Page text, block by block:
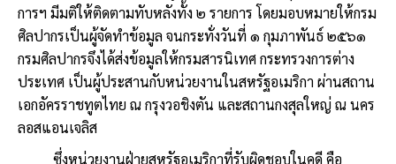
การฯ มีมติให้ติดตามทับหลังทั้ง ๒ รายการ โดยมอบหมายให้กรม
ศิลปากรเป็นผู้จัดทำข้อมูล จนกระทั่งวันที่ ๑ กุมภาพันธ์ ๒๕๖๑
กรมศิลปากรจึงได้ส่งข้อมูลให้กรมสารนิเทศ กระทรวงการต่าง
ประเทศ เป็นผู้ประสานกับหน่วยงานในสหรัฐอเมริกา ผ่านสถาน
เอกอัครราชทูตไทย ณ กรุงวอชิงตัน และสถานกงสุลใหญ่ ณ นคร
ลอสแอนเจลิส
ซึ่งหน่วยงานฝ่ายสหรัฐอเมริกาที่รับผิดชอบในคดี คือ